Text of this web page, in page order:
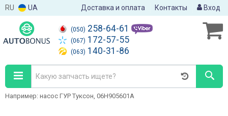
RU UA Доставка и оплата Контакты Вход
(050) 258-64-61
(067) 172-57-55
(063) 140-31-86
Например: насос ГУР Туксон, 06H905601A